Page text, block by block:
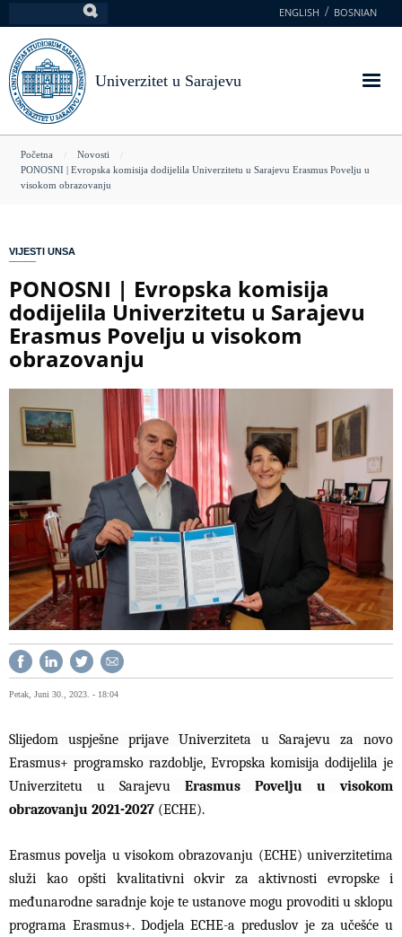
na
glavni
sadržaj
ENGLISH BOSNIAN
Univerzitet u Sarajevu
You
are
Početna
Novosti
PONOSNI | Evropska komisija dodijelila Univerzitetu u Sarajevu Erasmus Povelju u
visokom obrazovanju
VIJESTI UNSA
PONOSNI | Evropska komisija
dodijelila Univerzitetu u Sarajevu
Erasmus Povelju u visokom
obrazovanju
Petak, Juni 30., 2023. - 18:04
Slijedom uspješne prijave Univerziteta u Sarajevu za novo
Erasmus+ programsko razdoblje, Evropska komisija dodijelila je
Univerzitetu u Sarajevu Erasmus Povelju u visokom
obrazovanju 2021-2027 (ECHE).
Erasmus povelja u visokom obrazovanju (ECHE) univerzitetima
služi kao opšti kvalitativni okvir za aktivnosti evropske i
međunarodne saradnje koje te ustanove mogu provoditi u sklopu
programa Erasmus+. Dodjela ECHE-a preduslov je za učešće u